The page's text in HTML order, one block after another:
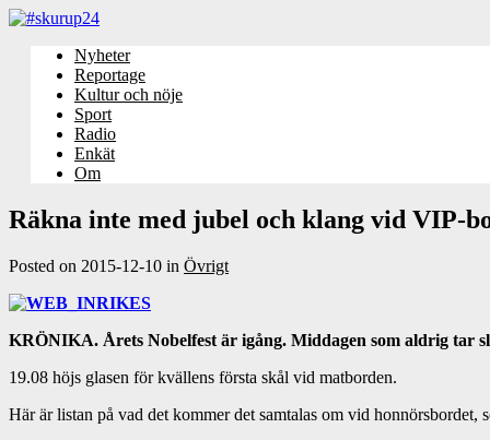
Nyheter
Reportage
Kultur och nöje
Sport
Radio
Enkät
Om
Räkna inte med jubel och klang vid VIP-
Posted on 2015-12-10 in Övrigt
KRÖNIKA. Årets Nobelfest är igång. Middagen som aldrig tar
19.08 höjs glasen för kvällens första skål vid matborden.
Här är listan på vad det kommer det samtalas om vid